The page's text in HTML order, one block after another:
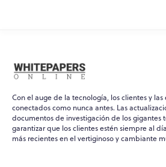
Con el auge de la tecnología, los clientes y las
conectados como nunca antes. Las
documentos de investigación de los gigantes
garantizar que los clientes estén siempre al
más recientes en el vertiginoso y cambiante